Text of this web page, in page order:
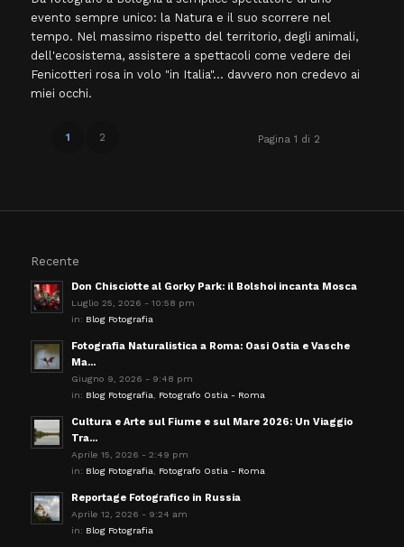
evento sempre unico: la Natura e il suo scorrere nel
tempo. Nel massimo rispetto del territorio, degli animali,
dell'ecosistema, assistere a spettacoli come vedere dei
Fenicotteri rosa in volo "in Italia"... davvero non credevo ai
miei occhi.
Pagina 1 di 2
1 2
Recente
Don Chisciotte al Gorky Park: il Bolshoi incanta Mosca
Luglio 25, 2026 - 10:58 pm
in: Blog Fotografia
Fotografia Naturalistica a Roma: Oasi Ostia e Vasche
Ma...
Giugno 9, 2026 - 9:48 pm
in: Blog Fotografia, Fotografo Ostia - Roma
Cultura e Arte sul Fiume e sul Mare 2026: Un Viaggio
Tra...
Aprile 15, 2026 - 2:49 pm
in: Blog Fotografia, Fotografo Ostia - Roma
Reportage Fotografico in Russia
Aprile 12, 2026 - 9:24 am
in: Blog Fotografia